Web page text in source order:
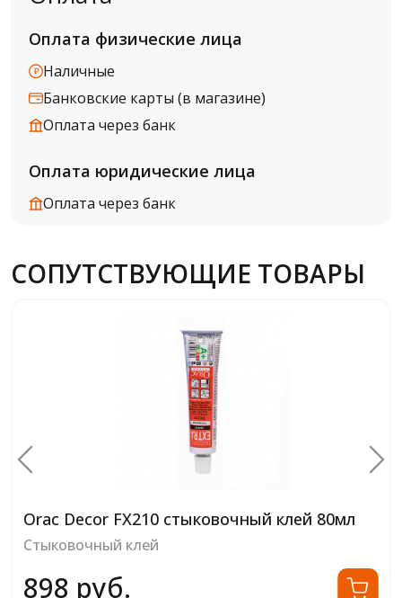
Оплата физические лица
Наличные
Банковские карты (в магазине)
Оплата через банк
Оплата юридические лица
Оплата через банк
СОПУТСТВУЮЩИЕ ТОВАРЫ
Стыковочный клей
2 022 руб.